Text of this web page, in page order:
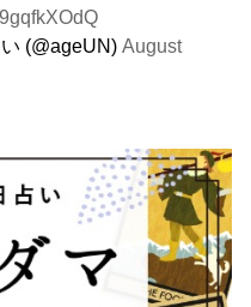
(@ageUN)August